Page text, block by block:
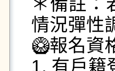
＊備註：
情況彈性
🥝報名資
1. 有戶籍